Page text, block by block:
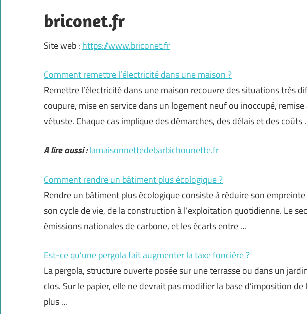
briconet.fr
Site web : https://www.briconet.fr
Comment remettre l’électricité dans une maison ?
Remettre l’électricité dans une maison recouvre des situations très
coupure, mise en service dans un logement neuf ou inoccupé,
vétuste. Chaque cas implique des démarches, des délais et des coûts
A lire aussi :lamaisonnettedebarbichounette.fr
Comment rendre un bâtiment plus écologique ?
Rendre un bâtiment plus écologique consiste à réduire son
son cycle de vie, de la construction à l’exploitation quotidienne. Le
émissions nationales de carbone, et les écarts entre …
Est-ce qu’une pergola fait augmenter la taxe foncière ?
La pergola, structure ouverte posée sur une terrasse ou dans un
clos. Sur le papier, elle ne devrait pas modifier la base d’imposition
plus …